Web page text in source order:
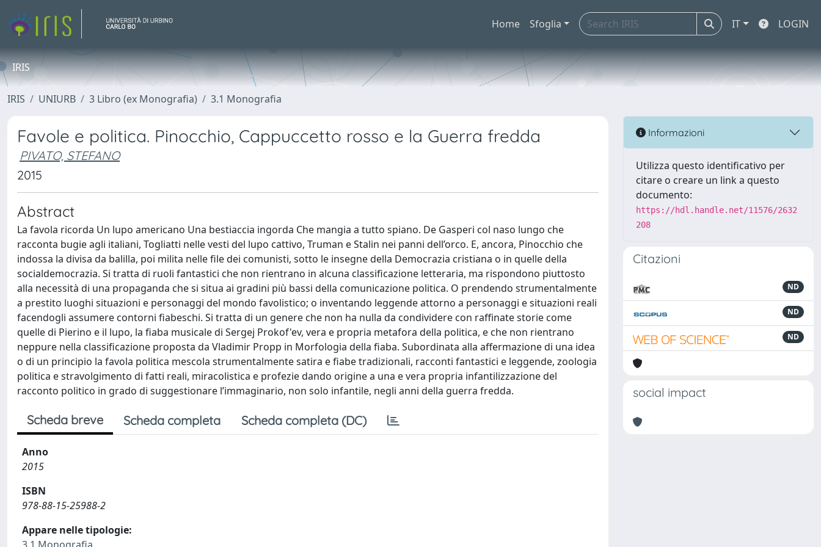
Home Sfoglia IT LOGIN
IRIS
IRIS UNIURB 3 Libro (ex Monografia) 3.1 Monografia
Favole e politica. Pinocchio, Cappuccetto rosso e la Guerra fredda
PIVATO, STEFANO
2015
Abstract
La favola ricorda Un lupo americano Una bestiaccia ingorda Che mangia a tutto spiano. De Gasperi col naso lungo che
racconta bugie agli italiani, Togliatti nelle vesti del lupo cattivo, Truman e Stalin nei panni dell’orco. E, ancora, Pinocchio che
indossa la divisa da balilla, poi milita nelle file dei comunisti, sotto le insegne della Democrazia cristiana o in quelle della
socialdemocrazia. Si tratta di ruoli fantastici che non rientrano in alcuna classificazione letteraria, ma rispondono piuttosto
alla necessità di una propaganda che si situa ai gradini più bassi della comunicazione politica. O prendendo strumentalmente
a prestito luoghi situazioni e personaggi del mondo favolistico; o inventando leggende attorno a personaggi e situazioni reali
facendogli assumere contorni fiabeschi. Si tratta di un genere che non ha nulla da condividere con raffinate storie come
quelle di Pierino e il lupo, la fiaba musicale di Sergej Prokof'ev, vera e propria metafora della politica, e che non rientrano
neppure nella classificazione proposta da Vladimir Propp in Morfologia della fiaba. Subordinata alla affermazione di una idea
o di un principio la favola politica mescola strumentalmente satira e fiabe tradizionali, racconti fantastici e leggende, zoologia
politica e stravolgimento di fatti reali, miracolistica e profezie dando origine a una e vera propria infantilizzazione del
racconto politico in grado di suggestionare l’immaginario, non solo infantile, negli anni della guerra fredda.
Scheda breve Scheda completa Scheda completa (DC)
Anno
2015
ISBN
978-88-15-25988-2
Appare nelle tipologie:
Informazioni
Utilizza questo identificativo per
citare o creare un link a questo
documento:
https://hdl.handle.net/11576/2632
208
Citazioni
ND
ND
ND
social impact